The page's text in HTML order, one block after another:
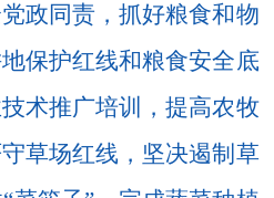
政同责，抓好粮食和物
保护红线和粮食安全底
术推广培训，提高农牧
草场红线，坚决遏制草